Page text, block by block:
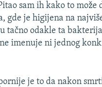
sam ih kako to može
gde je higijena na
tačno odakle ta
imenuje ni jednog
je to da nakon